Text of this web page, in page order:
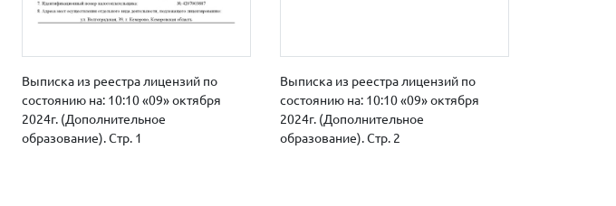
Выписка из реестра лицензий по
состоянию на: 10:10 «09» октября
2024г. (Дополнительное
образование). Стр. 1
Выписка из реестра лицензий по
состоянию на: 10:10 «09» октября
2024г. (Дополнительное
образование). Стр. 2